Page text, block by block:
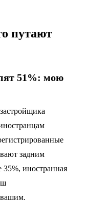
путают
51%: мою
задним
35%, иностранная
вашим.